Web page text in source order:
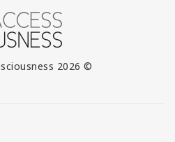
© 2026 Access Consciousness